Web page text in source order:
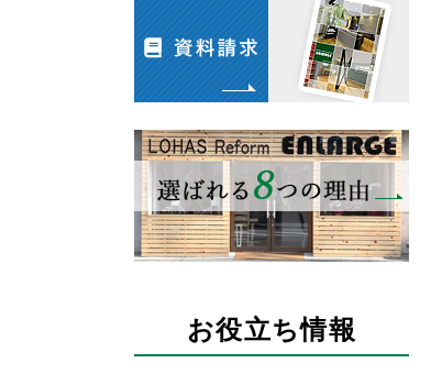
お役立ち情報